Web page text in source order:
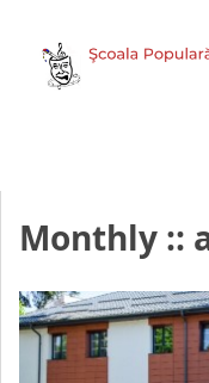
Monthly ::